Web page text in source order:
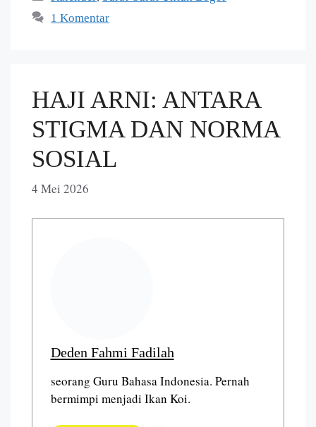
1 Komentar
HAJI ARNI: ANTARA
STIGMA DAN NORMA
SOSIAL
4 Mei 2026
Deden Fahmi Fadilah
seorang Guru Bahasa Indonesia. Pernah
bermimpi menjadi Ikan Koi.